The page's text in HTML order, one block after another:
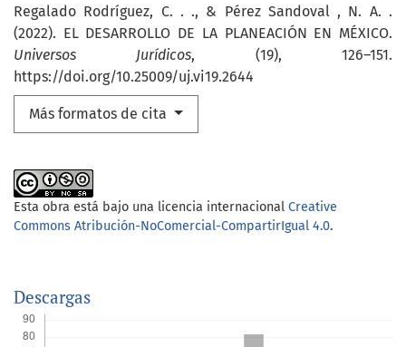
Regalado Rodríguez, C. . ., & Pérez Sandoval , N. A. .
(2022). EL DESARROLLO DE LA PLANEACIÓN EN MÉXICO.
Universos Jurídicos, (19), 126–151.
https://doi.org/10.25009/uj.vi19.2644
Más formatos de cita
Esta obra está bajo una licencia internacional Creative
Commons Atribución-NoComercial-CompartirIgual 4.0.
Descargas